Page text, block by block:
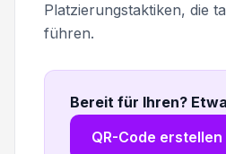
Platzierungstaktiken, die
führen.
Bereit für Ihren?
QR-Code erstellen